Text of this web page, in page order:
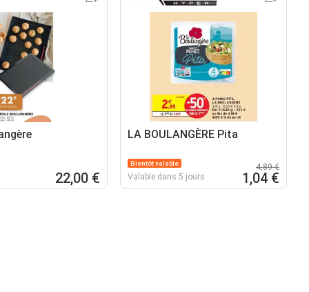
22,00 €
LA BOULANGÈRE Pita
Bientôt valable
Valable dans 5 jours
4,89 €
1,04 €